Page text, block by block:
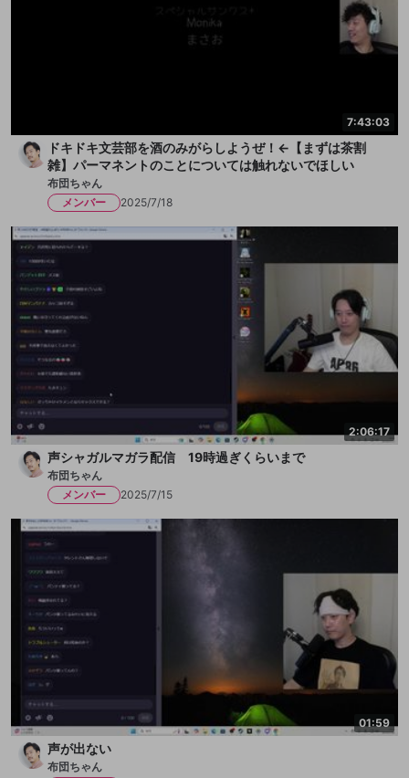
7:43:03
ドキドキ文芸部を酒のみがらしようぜ！←【まずは茶割
雑】パーマネントのことについては触れないでほしい
布団ちゃん
メンバー
2025/7/18
2:06:17
声シャガルマガラ配信 19時過ぎくらいまで
布団ちゃん
メンバー
2025/7/15
01:59
声が出ない
布団ちゃん